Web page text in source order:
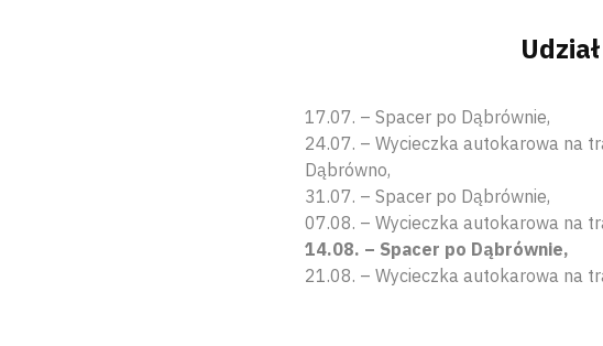
17.07. – Spacer po Dąbrównie,
24.07. – Wycieczka autokarowa na
Dąbrówno,
31.07. – Spacer po Dąbrównie,
07.08. – Wycieczka autokarowa na
14.08. – Spacer po Dąbrównie,
21.08. – Wycieczka autokarowa na